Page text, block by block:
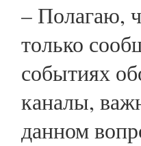
– Полагаю,
только
событиях
каналы,
данном